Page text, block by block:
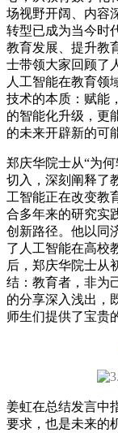
场视野开阔、内容
转型已成为当今时
教育发展、提升教
士带领大家回顾了
人工智能在教育领
技术的本质：赋能
的智能化升级，更
的未来开辟新的可
郑庆华院士从“为
切入，深刻阐释了
工智能正在改变教
合多年来的研究实
创新路径。他以同
了人工智能在高校
后，郑庆华院士从
结：教育者，非为
的分享深入浅出，
师生们提供了宝贵
姜虹在总结发言中
要求，也是未来的